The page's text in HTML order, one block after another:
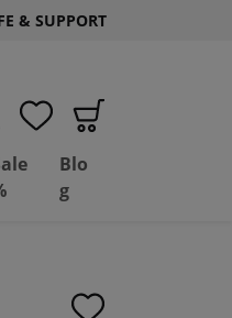
& SUPPORT
Blo
g